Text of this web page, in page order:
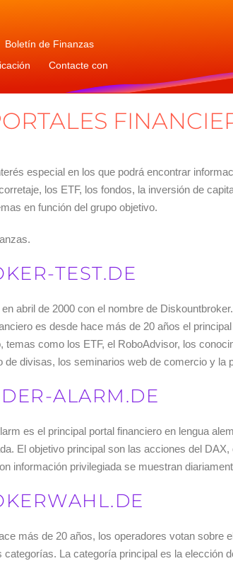
Boletín de Finanzas
Contacte con
especial en los que podrá encontrar
los ETF, los fondos, la inversión de
en función del grupo objetivo.
TEST.DE
abril de 2000 con el nombre de
es desde hace más de 20 años el
temas como los ETF, el RoboAdvisor, los
de divisas, los seminarios web de comercio y la
ALARM.DE
es el principal portal financiero en lengua
El objetivo principal son las acciones del
información privilegiada se muestran
más de 20 años, los operadores votan sobre
categorías. La categoría principal es la elección